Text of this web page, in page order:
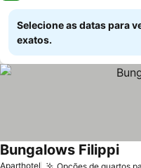
Selecione as datas para
exatos.
Aparthotel Opções de quartos
Bungalows FilippiVer